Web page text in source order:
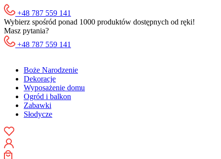
+48 787 559 141
Wybierz spośród ponad 1000 produktów dostępnych od ręki!
Masz pytania?
+48 787 559 141
Boże Narodzenie
Dekoracje
Wyposażenie domu
Ogród i balkon
Zabawki
Słodycze